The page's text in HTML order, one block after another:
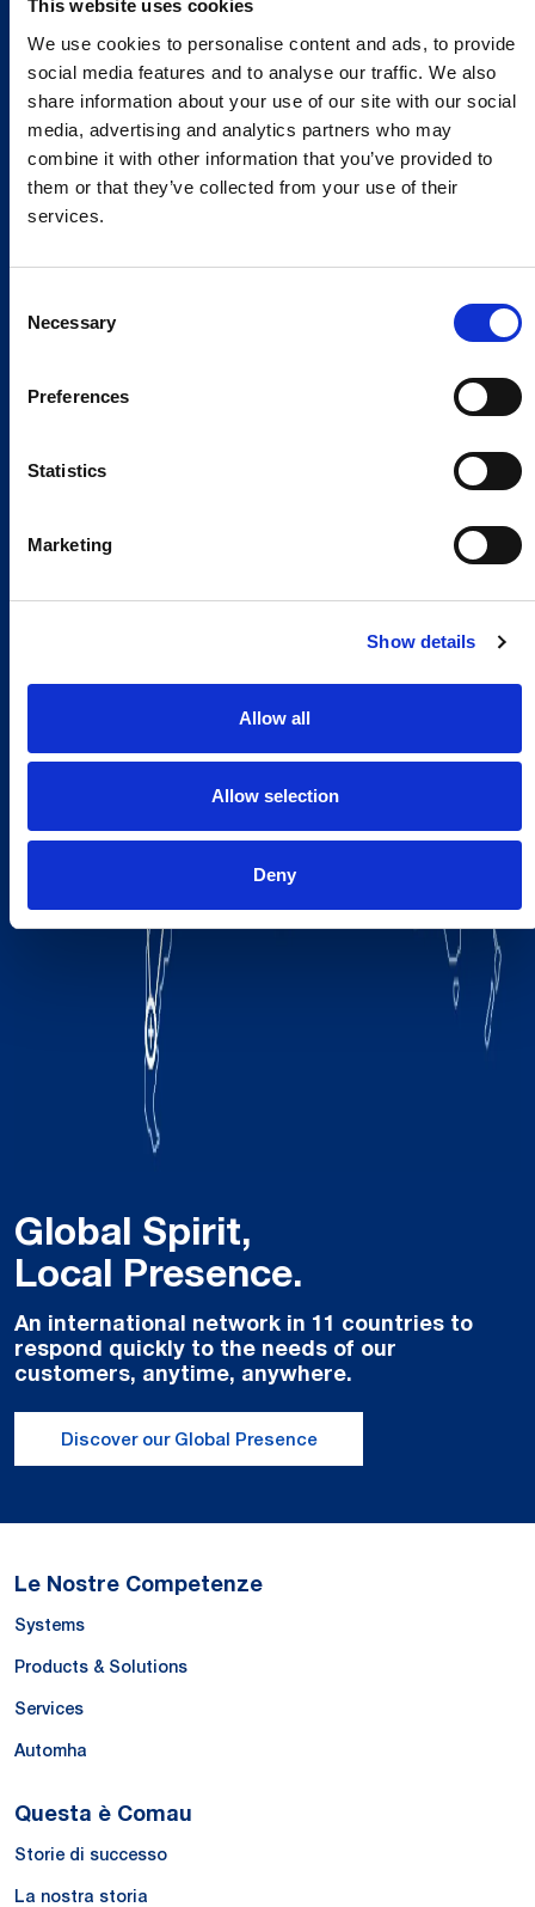
This website uses cookies
We use cookies to personalise content and ads, to provide
social media features and to analyse our traffic. We also
share information about your use of our site with our social
media, advertising and analytics partners who may
combine it with other information that you’ve provided to
them or that they’ve collected from your use of their
services.
Selection
Necessary
Preferences
Statistics
Marketing
Show details
Allow all
Allow selection
Deny
Global Spirit,
Local Presence.
An international network in 11 countries to
respond quickly to the needs of our
customers, anytime, anywhere.
Discover our Global Presence
Le Nostre Competenze
Systems
Products & Solutions
Services
Automha
Questa è Comau
Storie di successo
La nostra storia